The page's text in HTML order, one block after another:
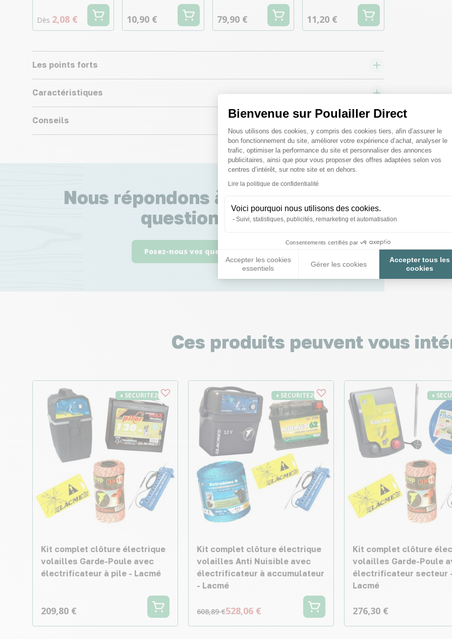
Bienvenue sur Poulailler Direct
Plateforme de Gestion du
Nous utilisons des cookies, y compris des cookies tiers, afin d’assurer le
bon fonctionnement du site, améliorer votre expérience d’achat, analyser le
trafic, optimiser la performance du site et personnaliser des annonces
publicitaires, ainsi que pour vous proposer des offres adaptées selon vos
centres d’intérêt, sur notre site et en dehors.
Lire la politique de confidentialité
Voici pourquoi nous utilisons des cookies.
Suivi, statistiques, publicités, remarketing et automatisation
Consentements certifiés par
Accepter les cookies
essentiels
Gérer les cookies
Accepter tous les
cookies
Axeptio consent
Dès 2,08 € 10,90 € 79,90 € 11,20 €
Les points forts
Caractéristiques
Conseils
Nous répondons à toutes vos
questions ;)
Posez-nous vos questions
Ces produits peuvent vous
♦ SECURITE26
Kit complet clôture électrique
volailles Garde-Poule avec
électrificateur à pile - Lacmé
209,80 €
♦ SECURITE26
Kit complet clôture électrique
volailles Anti Nuisible avec
électrificateur à accumulateur
- Lacmé
608,89 €528,06 €
♦
Kit complet clôture
volailles Garde-Poule
électrificateur secteur
Lacmé
276,30 €